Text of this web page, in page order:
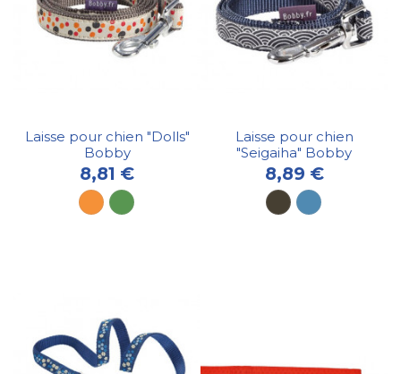
Laisse pour chien "Dolls"
Bobby
8,81 €
Laisse pour chien
"Seigaiha" Bobby
8,89 €